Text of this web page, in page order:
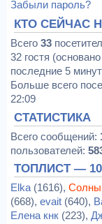
Забыли пароль?
КТО СЕЙЧАС
Всего 33
32 гостя
последние 5
Больше всего
22:09
СТАТИСТИКА
Всего сообщений:
пользователей:
ТОПЛИСТ —
Elka (1616),
(668), evait (640),
Елена кнк (223),